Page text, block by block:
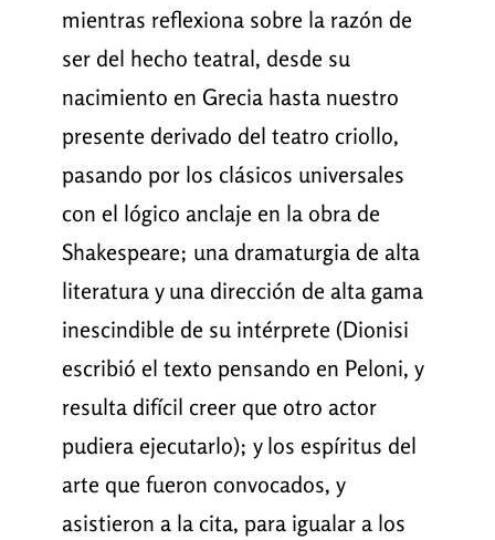
mientras reflexiona sobre la razón de
ser del hecho teatral, desde su
nacimiento en Grecia hasta nuestro
presente derivado del teatro criollo,
pasando por los clásicos universales
con el lógico anclaje en la obra de
Shakespeare; una dramaturgia de alta
literatura y una dirección de alta gama
inescindible de su intérprete (Dionisi
escribió el texto pensando en Peloni, y
resulta difícil creer que otro actor
pudiera ejecutarlo); y los espíritus del
arte que fueron convocados, y
asistieron a la cita, para igualar a los